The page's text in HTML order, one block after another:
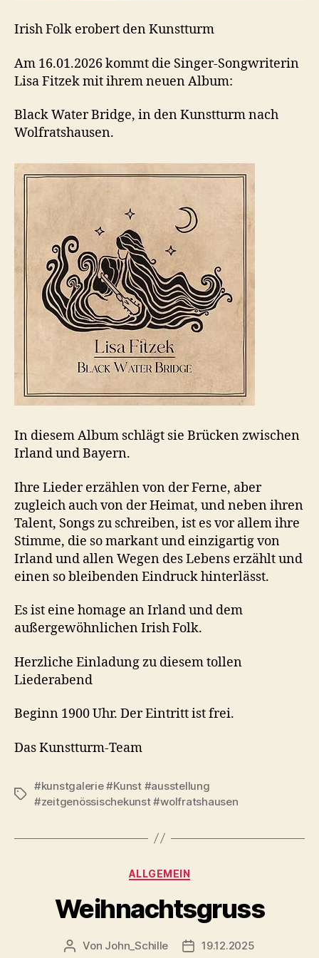
Irish Folk erobert den Kunstturm
Am 16.01.2026 kommt die Singer-Songwriterin
Lisa Fitzek mit ihrem neuen Album:
Black Water Bridge, in den Kunstturm nach
Wolfratshausen.
In diesem Album schlägt sie Brücken zwischen
Irland und Bayern.
Ihre Lieder erzählen von der Ferne, aber
zugleich auch von der Heimat, und neben ihren
Talent, Songs zu schreiben, ist es vor allem ihre
Stimme, die so markant und einzigartig von
Irland und allen Wegen des Lebens erzählt und
einen so bleibenden Eindruck hinterlässt.
Es ist eine homage an Irland und dem
außergewöhnlichen Irish Folk.
Herzliche Einladung zu diesem tollen
Liederabend
Beginn 1900 Uhr. Der Eintritt ist frei.
Das Kunstturm-Team
Schlagwörter
#kunstgalerie #Kunst #ausstellung
#zeitgenössischekunst #wolfratshausen
Kategorien
ALLGEMEIN
Weihnachtsgruss
Beitragsautor
Von John_Schille Veröffentlichungsdatum
19.12.2025